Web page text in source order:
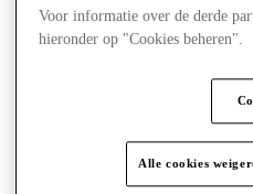
Winkels
Zoektocht naar werk
Voor informatie over de derde
hieronder op "Cookies beheren".
Alle cookies